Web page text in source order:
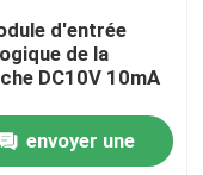
d'entrée
de la
DC10V 10mA
envoyer une